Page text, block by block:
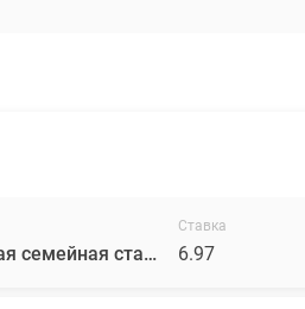
Субсидированная семейная ставка
Ставка
6.97